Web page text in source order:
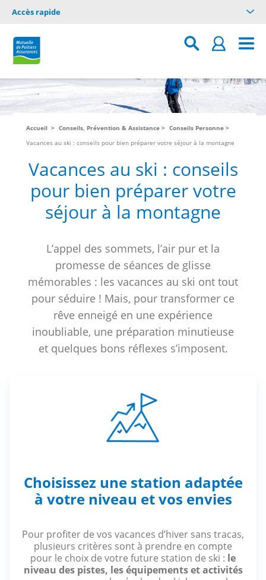
Accès rapide
Accueil Conseils, Prévention & Assistance
Conseils Personne
Vacances au ski : conseils pour bien préparer votre séjour à la montagne
Vacances au ski : conseils
pour bien préparer votre
séjour à la montagne
L’appel des sommets, l’air pur et la
promesse de séances de glisse
mémorables : les vacances au ski ont tout
pour séduire ! Mais, pour transformer ce
rêve enneigé en une expérience
inoubliable, une préparation minutieuse
et quelques bons réflexes s’imposent.
Choisissez une station adaptée
à votre niveau et vos envies
Pour profiter de vos vacances d’hiver sans tracas,
plusieurs critères sont à prendre en compte
pour le choix de votre future station de ski : le
niveau des pistes, les équipements et activités